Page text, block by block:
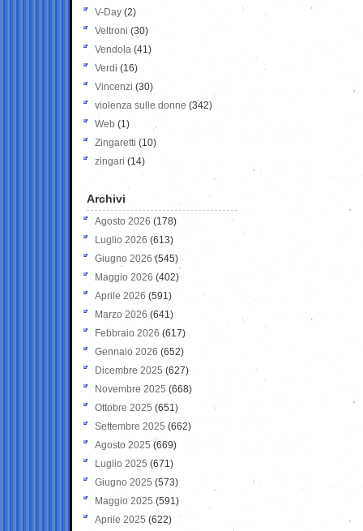
V-Day (2)
Veltroni (30)
Vendola (41)
Verdi (16)
Vincenzi (30)
violenza sulle donne (342)
Web (1)
Zingaretti (10)
zingari (14)
Archivi
Agosto 2026 (178)
Luglio 2026 (613)
Giugno 2026 (545)
Maggio 2026 (402)
Aprile 2026 (591)
Marzo 2026 (641)
Febbraio 2026 (617)
Gennaio 2026 (652)
Dicembre 2025 (627)
Novembre 2025 (668)
Ottobre 2025 (651)
Settembre 2025 (662)
Agosto 2025 (669)
Luglio 2025 (671)
Giugno 2025 (573)
Maggio 2025 (591)
Aprile 2025 (622)